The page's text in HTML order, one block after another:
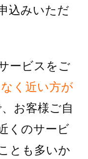
込みいただ
ービスをご
く近い方が
お客様ご自
くのサービ
とも多いか